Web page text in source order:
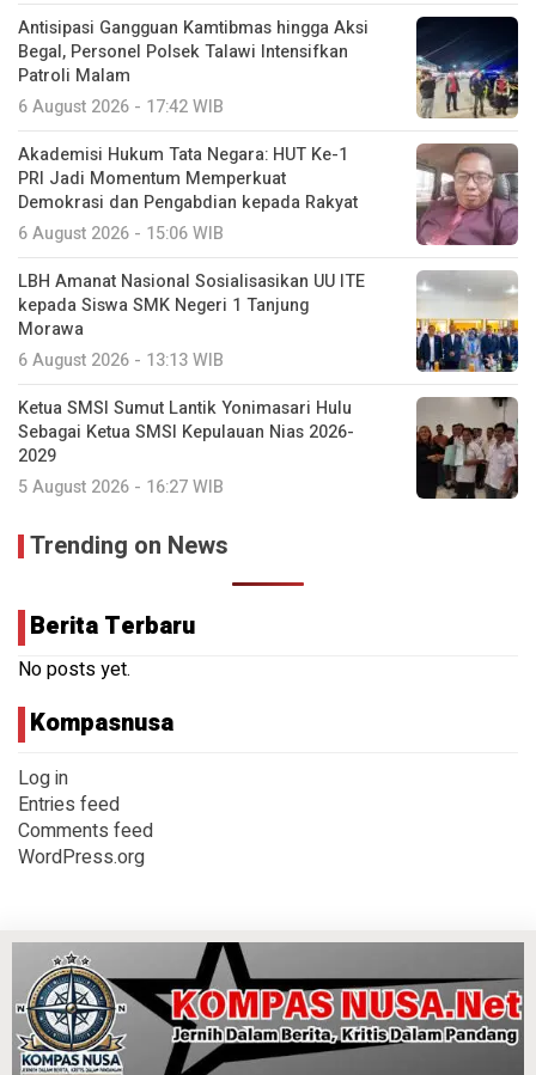
Antisipasi Gangguan Kamtibmas hingga Aksi
Begal, Personel Polsek Talawi Intensifkan
Patroli Malam
6 August 2026 - 17:42 WIB
Akademisi Hukum Tata Negara: HUT Ke-1
PRI Jadi Momentum Memperkuat
Demokrasi dan Pengabdian kepada Rakyat
6 August 2026 - 15:06 WIB
LBH Amanat Nasional Sosialisasikan UU ITE
kepada Siswa SMK Negeri 1 Tanjung
Morawa
6 August 2026 - 13:13 WIB
Ketua SMSI Sumut Lantik Yonimasari Hulu
Sebagai Ketua SMSI Kepulauan Nias 2026-
2029
5 August 2026 - 16:27 WIB
Trending on News
Berita Terbaru
No posts yet.
Kompasnusa
Log in
Entries feed
Comments feed
WordPress.org